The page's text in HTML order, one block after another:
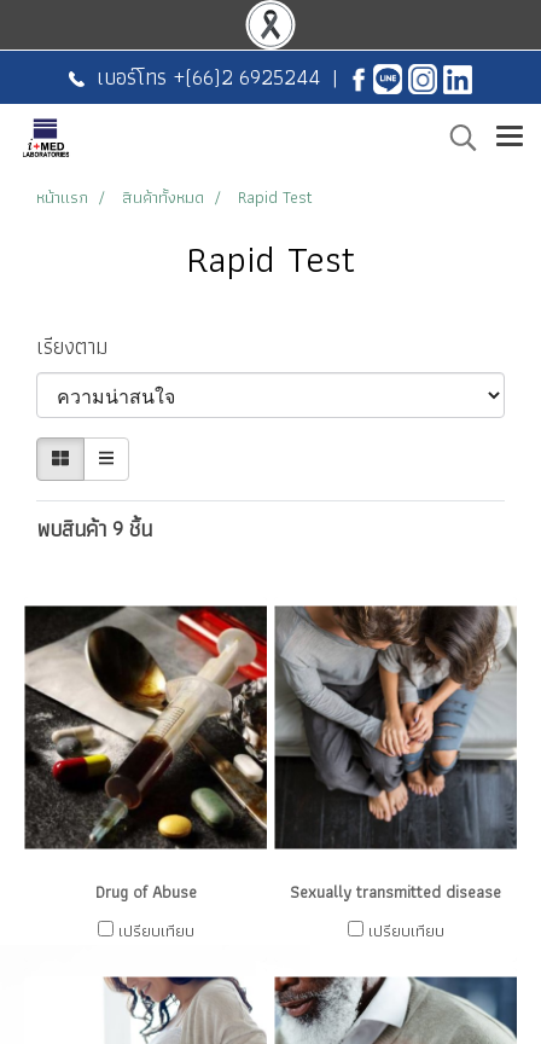
เบอร์โทร +(66)2 6925244 |
หน้าแรก สินค้าทั้งหมด Rapid Test
Rapid Test
เรียงตาม
พบสินค้า 9 ชิ้น
Drug of Abuse
เปรียบเทียบ
Sexually transmitted disease
เปรียบเทียบ